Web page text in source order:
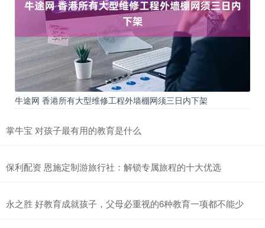
牛途网 香港所有大型维修工程外墙棚网须三日内下架
掌牛宝 对孩子最有用的教育是什么
保利配资 恩施定制游旅行社：解锁专属旅程的十大优选
永之胜 好教育成就孩子，父母必重视的6种教育一项都不能少